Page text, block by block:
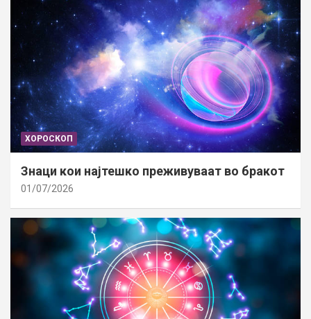
ХОРОСКОП
Знаци кои најтешко преживуваат во бракот
01/07/2026